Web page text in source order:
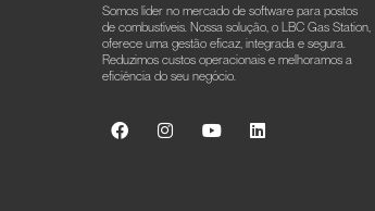
Somos líder no mercado de software para postos
de combustíveis. Nossa solução, o LBC Gas Station,
oferece uma gestão eficaz, integrada e segura.
Reduzimos custos operacionais e melhoramos a
eficiência do seu negócio.